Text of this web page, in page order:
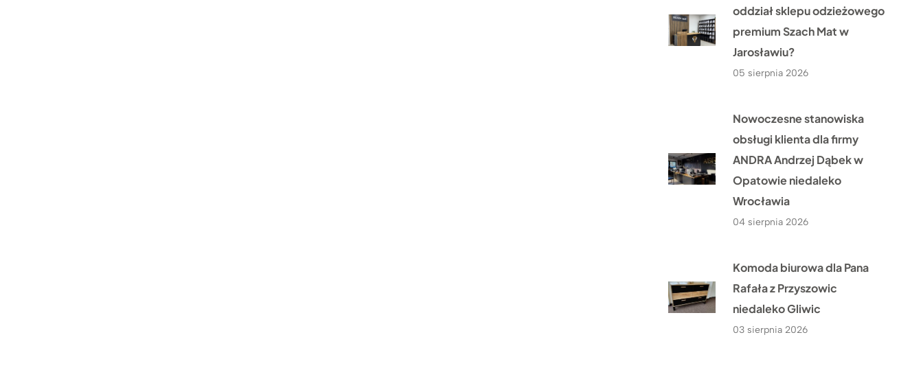
oddział sklepu odzieżowego
premium Szach Mat w
Jarosławiu?
05 sierpnia 2026
Nowoczesne stanowiska
obsługi klienta dla firmy
ANDRA Andrzej Dąbek w
Opatowie niedaleko
Wrocławia
04 sierpnia 2026
Komoda biurowa dla Pana
Rafała z Przyszowic
niedaleko Gliwic
03 sierpnia 2026